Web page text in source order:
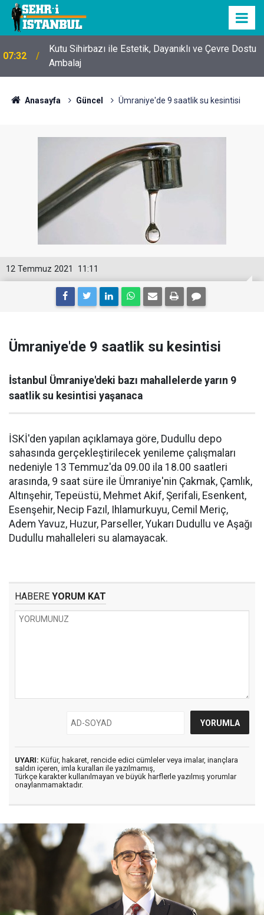
07:32
Kutu Sihirbazı ile Estetik, Dayanıklı ve Çevre Dostu
Ambalaj
Anasayfa Güncel Ümraniye'de 9 saatlik su kesintisi
11:11
12 Temmuz 2021
Ümraniye'de 9 saatlik su kesintisi
İstanbul Ümraniye'deki bazı mahallelerde yarın 9
saatlik su kesintisi yaşanaca
İSKİ'den yapılan açıklamaya göre, Dudullu depo
sahasında gerçekleştirilecek yenileme çalışmaları
nedeniyle 13 Temmuz'da 09.00 ila 18.00 saatleri
arasında, 9 saat süre ile Ümraniye'nin Çakmak, Çamlık,
Altınşehir, Tepeüstü, Mehmet Akif, Şerifali, Esenkent,
Esenşehir, Necip Fazıl, Ihlamurkuyu, Cemil Meriç,
Adem Yavuz, Huzur, Parseller, Yukarı Dudullu ve Aşağı
Dudullu mahalleleri su alamayacak.
HABERE YORUM KAT
UYARI: Küfür, hakaret, rencide edici cümleler veya imalar, inançlara
saldırı içeren, imla kuralları ile yazılmamış,
Türkçe karakter kullanılmayan ve büyük harflerle yazılmış yorumlar
onaylanmamaktadır.